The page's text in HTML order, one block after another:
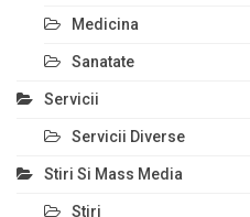
Medicina
Sanatate
Servicii
Servicii Diverse
Stiri Si Mass Media
Stiri